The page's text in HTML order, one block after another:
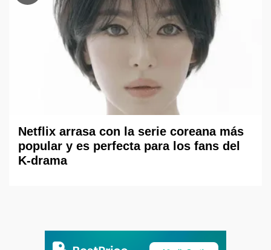
Netflix arrasa con la serie coreana más
popular y es perfecta para los fans del
K-drama